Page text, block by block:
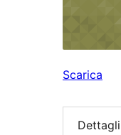
Scarica
Dettagli